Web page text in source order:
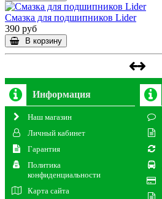
Смазка для подшипников Lider
390 руб
В корзину
Информация
Наш магазин
Личный кабинет
Гарантия
Политика
конфиденциальности
Карта сайта